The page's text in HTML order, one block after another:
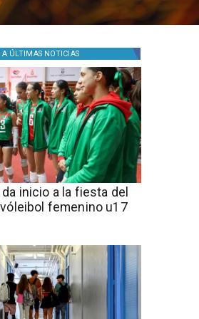
A ÚLTIMAS NOTICIAS
inicio a la fiesta del
femenino u17